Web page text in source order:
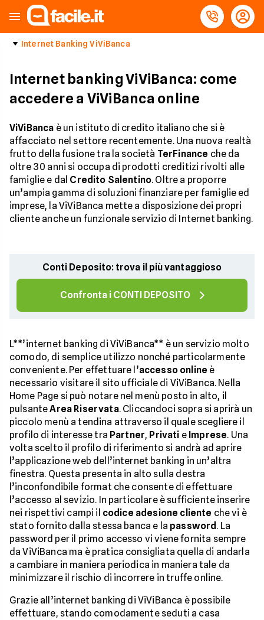
Internet Banking ViViBanca
Internet banking ViViBanca: come
accedere a ViViBanca online
ViViBanca è un istituto di credito italiano che si è
affacciato nel settore recentemente. Una nuova realtà
frutto della fusione tra la società TerFinance che da
oltre 30 anni si occupa di prodotti creditizi rivolti alle
famiglie e dal Credito Salentino. Oltre a proporre
un’ampia gamma di soluzioni finanziare per famiglie ed
imprese, la ViViBanca mette a disposizione dei propri
cliente anche un funzionale servizio di Internet banking.
Conti Deposito: trova il più vantaggioso
Confronta i CONTI DEPOSITO
L**’internet banking di ViViBanca** è un servizio molto
comodo, di semplice utilizzo nonché particolarmente
conveniente. Per effettuare l’accesso online è
necessario visitare il sito ufficiale di ViViBanca. Nella
Home Page si può notare nel menù posto in alto, il
pulsanteArea Riservata. Cliccandoci sopra si aprirà un
piccolo menù a tendina attraverso il quale scegliere il
profilo di interesse tra Partner, Privati e Imprese. Una
volta scelto il profilo di riferimento si andrà ad aprire
l’applicazione web dell’internet banking in un’altra
finestra. Questa presenta in alto sulla destra
l’inconfondibile format che consente di effettuare
l’accesso al sevizio. In particolare è sufficiente inserire
nei rispettivi campi il codice adesione cliente che vi è
stato fornito dalla stessa banca e la password . La
password per il primo accesso vi viene fornita sempre
da ViViBanca ma è pratica consigliata quella di andarla
a cambiare in maniera periodica in maniera tale da
minimizzare il rischio di incorrere in truffe online.
Grazie all’internet banking di ViViBanca è possibile
effettuare, stando comodamente seduti a casa